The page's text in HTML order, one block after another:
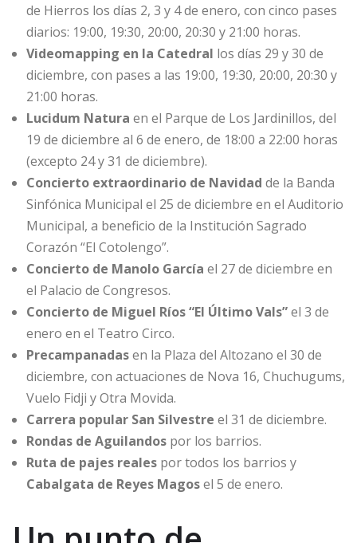
de Hierros los días 2, 3 y 4 de enero, con cinco pases
diarios: 19:00, 19:30, 20:00, 20:30 y 21:00 horas.
Videomapping en la Catedral los días 29 y 30 de
diciembre, con pases a las 19:00, 19:30, 20:00, 20:30 y
21:00 horas.
Lucidum Natura en el Parque de Los Jardinillos, del
19 de diciembre al 6 de enero, de 18:00 a 22:00 horas
(excepto 24 y 31 de diciembre).
Concierto extraordinario de Navidad de la Banda
Sinfónica Municipal el 25 de diciembre en el Auditorio
Municipal, a beneficio de la Institución Sagrado
Corazón “El Cotolengo”.
Concierto de Manolo García el 27 de diciembre en
el Palacio de Congresos.
Concierto de Miguel Ríos “El Último Vals”el 3 de
enero en el Teatro Circo.
Precampanadasen la Plaza del Altozano el 30 de
diciembre, con actuaciones de Nova 16, Chuchugums,
Vuelo Fidji y Otra Movida.
Carrera popular San Silvestre el 31 de diciembre.
Rondas de Aguilandos por los barrios.
Ruta de pajes reales por todos los barrios y
Cabalgata de Reyes Magosel 5 de enero.